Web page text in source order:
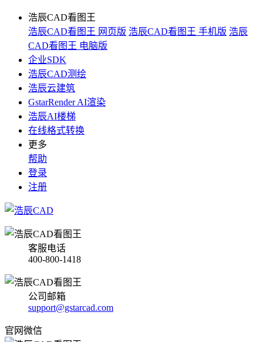
浩辰CAD看图王
浩辰CAD看图王 网页版 浩辰CAD看图王 手机版 浩辰
CAD看图王 电脑版
企业SDK
浩辰CAD测绘
浩辰云建筑
GstarRender AI渲染
浩辰AI楼梯
在线格式转换
更多
帮助
登录
注册
客服电话
400-800-1418
公司邮箱
support@gstarcad.com
官网微信